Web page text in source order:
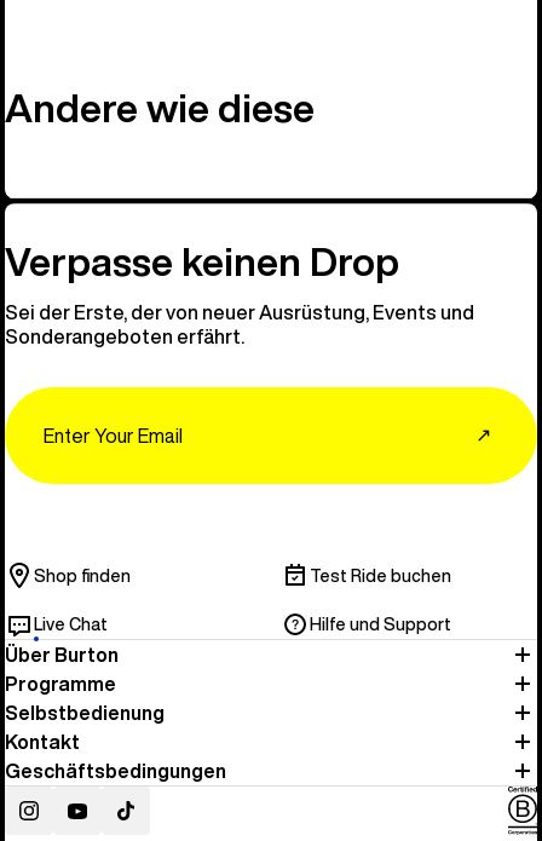
Andere wie diese
Verpasse keinen Drop
Sei der Erste, der von neuer Ausrüstung, Events und
Sonderangeboten erfährt.
↗
Shop finden Test Ride buchen
Live Chat Hilfe und Support
Über Burton
Programme
Selbstbedienung
Kontakt
Geschäftsbedingungen
InstagramYouTubeTikTok